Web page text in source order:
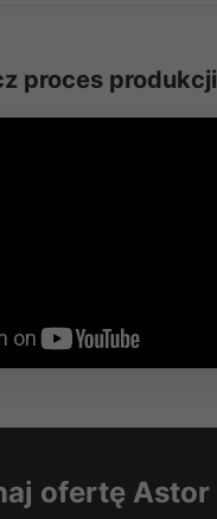
proces produkcji
ofertę Astor